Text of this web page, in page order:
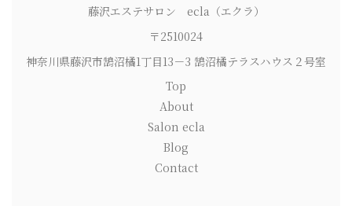
藤沢エステサロン ecla（エクラ）
〒2510024
神奈川県藤沢市鵠沼橘1丁目13－3 鵠沼橘テラスハウス２号室
Top
About
Salon ecla
Blog
Contact